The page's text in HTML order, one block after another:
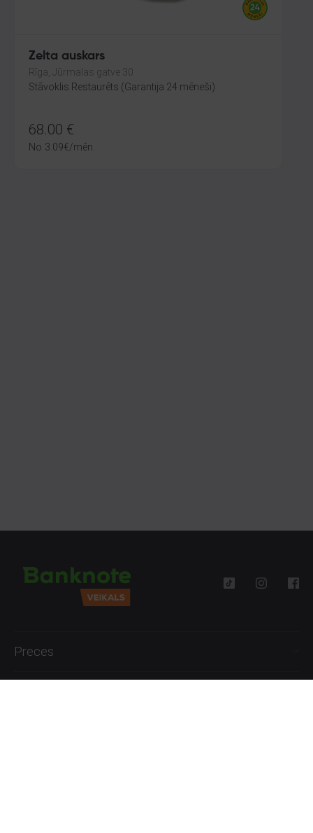
Zelta auskars
Rīga, Jūrmalas gatve 30
Stāvoklis Restaurēts (Garantija 24 mēneši)
68.00 €
No 3.09€/mēn.
Preces